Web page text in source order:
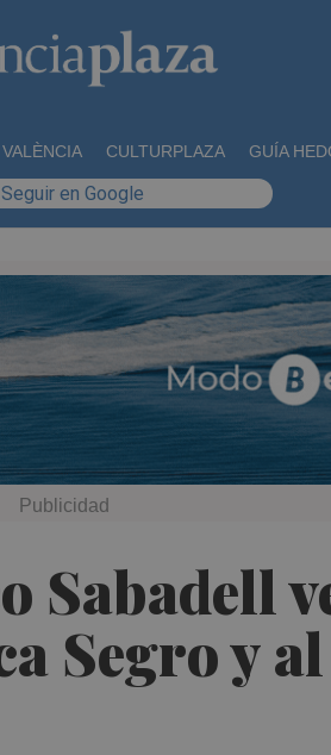
VALÈNCIA CULTURPLAZA GUÍA
en Google
Sabadell
Segro y